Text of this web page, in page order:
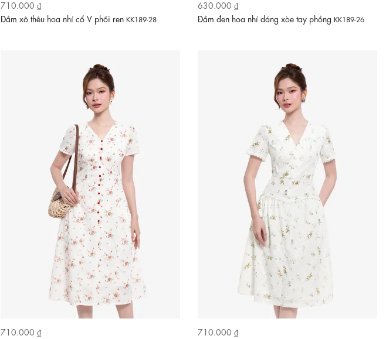
710.000 ₫
Đầm xô thêu hoa nhí cổ V phối ren KK189-28
630.000 ₫
Đầm đen hoa nhí dáng xòe tay phồng KK189-26
710.000 ₫
710.000 ₫